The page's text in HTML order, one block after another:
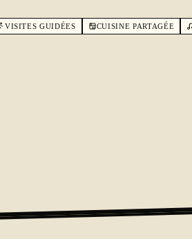
VISITES GUIDÉES CUISINE PARTAGÉE